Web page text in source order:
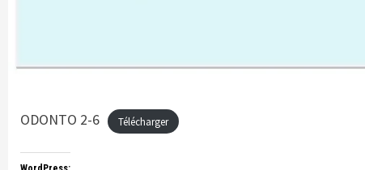
ODONTO 2-6 Télécharger